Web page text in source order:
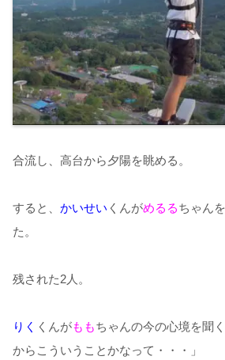
合流し、高台から夕陽を眺める。
すると、 かいせい くんがめるるちゃん
た。
残された2人。
りく くんがももちゃんの今の心境を聞
からこういうことかなって・・・」